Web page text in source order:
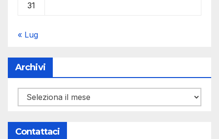
31
« Lug
Archivi
Archivi
Contattaci